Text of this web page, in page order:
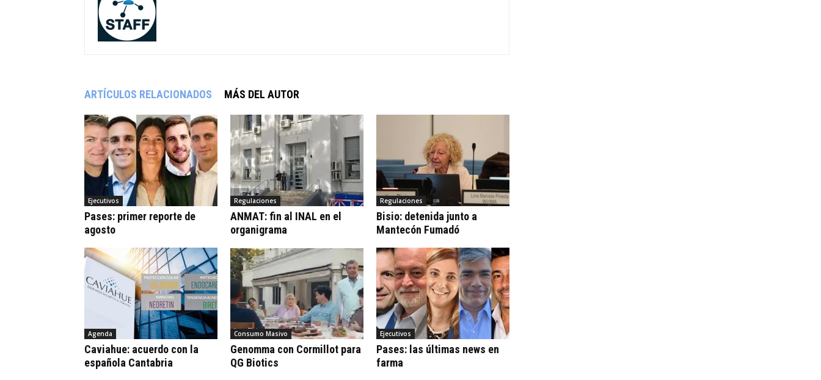
ARTÍCULOS RELACIONADOS MÁS DEL AUTOR
Ejecutivos
Pases: primer reporte de
agosto
Regulaciones
ANMAT: fin al INAL en el
organigrama
Regulaciones
Bisio: detenida junto a
Mantecón Fumadó
Agenda
Caviahue: acuerdo con la
española Cantabria
Consumo Masivo
Genomma con Cormillot para
QG Biotics
Ejecutivos
Pases: las últimas news en
farma